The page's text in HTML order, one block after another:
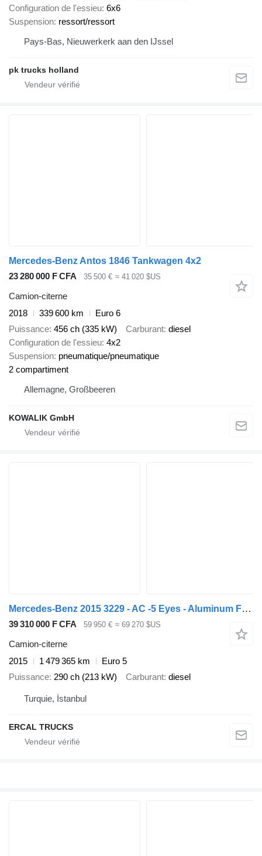
Configuration de l'essieu 6x6
Suspension ressort/ressort
Pays-Bas, Nieuwerkerk aan den IJssel
pk trucks holland
Mercedes-Benz Antos 1846 Tankwagen 4x2
23 280 000 F CFA
35 500 € ≈ 41 020 $US
Camion-citerne
2018
339 600 km
Euro 6
Puissance 456 ch (335 kW) Carburant diesel
Configuration de l'essieu 4x2
Suspension pneumatique/pneumatique
2 compartiment
Allemagne, Großbeeren
KOWALIK GmbH
Mercedes-Benz 2015 3229 - AC -5 Eyes - Aluminum Fuel Tanker - ADR
39 310 000 F CFA 59 950 € ≈ 69 270 $US
Camion-citerne
2015
1 479 365 km
Euro 5
Puissance 290 ch (213 kW) Carburant diesel
Turquie, İstanbul
ERCAL TRUCKS